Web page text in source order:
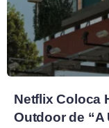
Netflix Coloca
Outdoor de “A